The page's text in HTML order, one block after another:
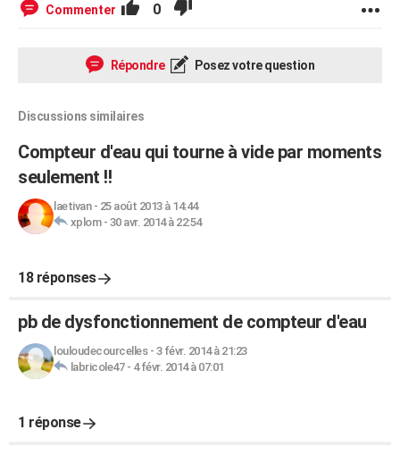
Commenter 0
Répondre Posez votre question
Discussions similaires
Compteur d'eau qui tourne à vide par moments
seulement !!
laetivan- 25 août 2013 à 14:44
xplom- 30 avr. 2014 à 22:54
18 réponses
pb de dysfonctionnement de compteur d'eau
louloudecourcelles- 3 févr. 2014 à 21:23
labricole47- 4 févr. 2014 à 07:01
1 réponse